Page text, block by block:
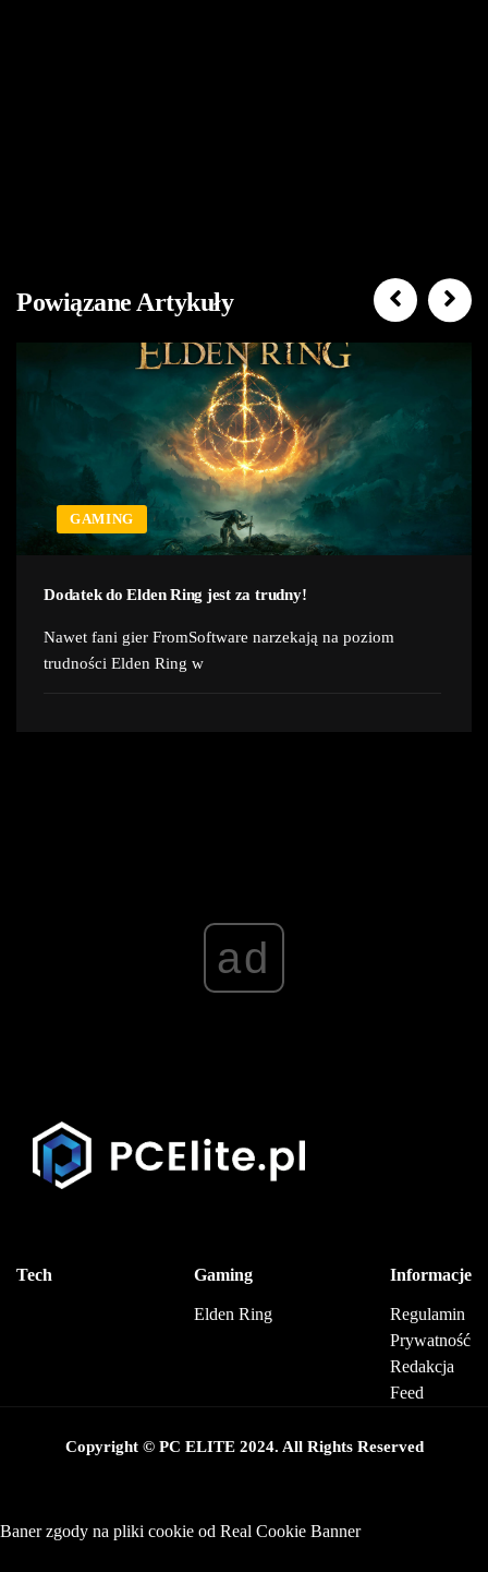
Powiązane Artykuły
GAMING
Dodatek do Elden Ring jest za trudny!
Nawet fani gier FromSoftware narzekają na poziom
trudności Elden Ring w
ad
Tech Gaming
Elden Ring
Informacje
Regulamin
Prywatność
Redakcja
Feed
Copyright © PC ELITE 2024. All Rights Reserved
Baner zgody na pliki cookie od Real Cookie Banner